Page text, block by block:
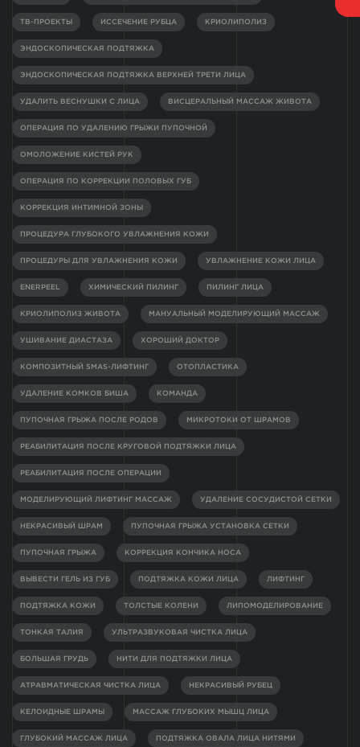
ТВ-ПРОЕКТЫ ИССЕЧЕНИЕ РУБЦА КРИОЛИПОЛИЗ
ЭНДОСКОПИЧЕСКАЯ ПОДТЯЖКА
ЭНДОСКОПИЧЕСКАЯ ПОДТЯЖКА ВЕРХНЕЙ ТРЕТИ ЛИЦА
УДАЛИТЬ ВЕСНУШКИ С ЛИЦА ВИСЦЕРАЛЬНЫЙ МАССАЖ ЖИВОТА
ОПЕРАЦИЯ ПО УДАЛЕНИЮ ГРЫЖИ ПУПОЧНОЙ
ОМОЛОЖЕНИЕ КИСТЕЙ РУК
ОПЕРАЦИЯ ПО КОРРЕКЦИИ ПОЛОВЫХ ГУБ
КОРРЕКЦИЯ ИНТИМНОЙ ЗОНЫ
ПРОЦЕДУРА ГЛУБОКОГО УВЛАЖНЕНИЯ КОЖИ
ПРОЦЕДУРЫ ДЛЯ УВЛАЖНЕНИЯ КОЖИ УВЛАЖНЕНИЕ КОЖИ ЛИЦА
ENERPEEL ХИМИЧЕСКИЙ ПИЛИНГ ПИЛИНГ ЛИЦА
КРИОЛИПОЛИЗ ЖИВОТА МАНУАЛЬНЫЙ МОДЕЛИРУЮЩИЙ МАССАЖ
УШИВАНИЕ ДИАСТАЗА ХОРОШИЙ ДОКТОР
КОМПОЗИТНЫЙ SMAS-ЛИФТИНГ ОТОПЛАСТИКА
УДАЛЕНИЕ КОМКОВ БИША КОМАНДА
ПУПОЧНАЯ ГРЫЖА ПОСЛЕ РОДОВ МИКРОТОКИ ОТ ШРАМОВ
РЕАБИЛИТАЦИЯ ПОСЛЕ КРУГОВОЙ ПОДТЯЖКИ ЛИЦА
РЕАБИЛИТАЦИЯ ПОСЛЕ ОПЕРАЦИИ
МОДЕЛИРУЮЩИЙ ЛИФТИНГ МАССАЖ УДАЛЕНИЕ СОСУДИСТОЙ СЕТКИ
НЕКРАСИВЫЙ ШРАМ ПУПОЧНАЯ ГРЫЖА УСТАНОВКА СЕТКИ
ПУПОЧНАЯ ГРЫЖА КОРРЕКЦИЯ КОНЧИКА НОСА
ВЫВЕСТИ ГЕЛЬ ИЗ ГУБ ПОДТЯЖКА КОЖИ ЛИЦА ЛИФТИНГ
ПОДТЯЖКА КОЖИ ТОЛСТЫЕ КОЛЕНИ ЛИПОМОДЕЛИРОВАНИЕ
ТОНКАЯ ТАЛИЯ УЛЬТРАЗВУКОВАЯ ЧИСТКА ЛИЦА
БОЛЬШАЯ ГРУДЬ НИТИ ДЛЯ ПОДТЯЖКИ ЛИЦА
АТРАВМАТИЧЕСКАЯ ЧИСТКА ЛИЦА НЕКРАСИВЫЙ РУБЕЦ
КЕЛОИДНЫЕ ШРАМЫ МАССАЖ ГЛУБОКИХ МЫШЦ ЛИЦА
ГЛУБОКИЙ МАССАЖ ЛИЦА ПОДТЯЖКА ОВАЛА ЛИЦА НИТЯМИ